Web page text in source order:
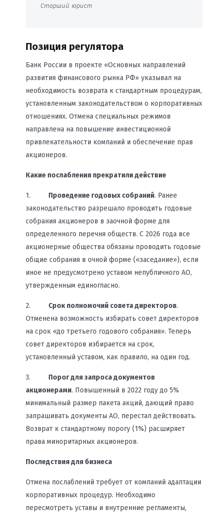
Позиция регулятора
Старший юрист
Банк России в проекте «Основных направлений
развития финансового рынка РФ» указывал на
необходимость возврата к стандартным процедурам,
установленным законодательством о корпоративных
отношениях. Отмена специальных режимов
направлена на повышение инвестиционной
привлекательности компаний и обеспечение прав
акционеров.
Какие послабления прекратили действие
1. Проведение годовых собраний. Ранее
законодательство разрешало проводить годовые
собрания акционеров в заочной форме для
определенного перечня обществ. С 2026 года все
акционерные общества обязаны проводить годовые
общие собрания в очной форме («заседание»), если
иное не предусмотрено уставом непубличного АО,
утвержденным единогласно.
2. Срок полномочий совета директоров.
Отменена возможность избирать совет директоров
на срок «до третьего годового собрания». Теперь
совет директоров избирается на срок,
установленный уставом, как правило, на один год.
3. Порог для запроса документов
акционерами. Повышенный в 2022 году до 5%
минимальный размер пакета акций, дающий право
запрашивать документы АО, перестал действовать.
Возврат к стандартному порогу (1%) расширяет
права миноритарных акционеров.
Последствия для бизнеса
Отмена послаблений требует от компаний адаптации
корпоративных процедур. Необходимо
пересмотреть уставы и внутренние регламенты,